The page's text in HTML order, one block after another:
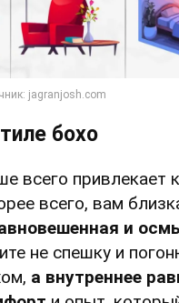
бохо
всего привлекает
всего, вам
и
не спешку и
а внутреннее